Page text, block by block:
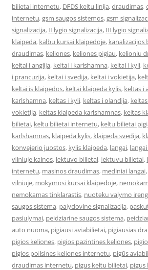
bilietai internetu, DFDS keltu linija,draudimas,
internetu,gsm saugos sistemos,gsm
signalizacija, II lygio signalizacija, III lygio
klaipeda, kalbu kursai klaipedoje, kanalizacijos
draudimas, keliones, keliones pigiau, kelioniu
keltai i anglija, keltai i karlshamna, keltai i kyli,
i prancuzija, keltai i svedija, keltai i vokietija,
keltai is klaipedos, keltai klaipeda kylis, keltas i
karlshamna, keltas i kyli, keltas i olandija,
vokietija, keltas klaipeda karlshamnas, keltas
bilietai, keltu bilietai internetu, keltu bilietai
karlshamnas, klaipeda kylis, klaipeda svedija,
konvejerio juostos, kylis klaipeda, langai,
vilniuje kainos, lektuvo bilietai, lektuvu bilietai,
internetu, masinos draudimas, mediniai langai,
vilniuje, mokymosi kursai klaipedoje,
nemokamas tinklarastis, nuoteku valymo
saugos sistema, palydovine signalizacija,
pasiulymai, peidziarine saugos sistema,
auto nuoma, pigiausi aviabilietai, pigiausias
pigios keliones, pigios pazintines keliones,
pigios poilsines keliones internetu, pigūs
draudimas internetu, pigus keltu bilietai, pigus